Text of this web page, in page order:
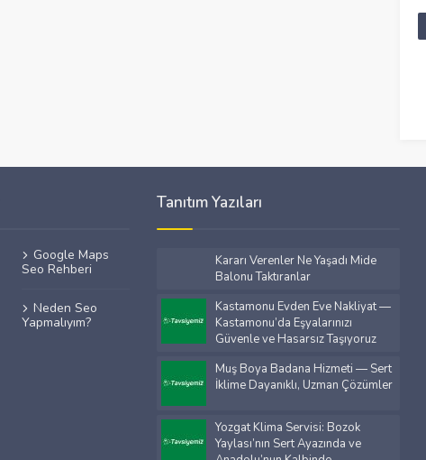
Google Maps
Seo Rehberi
Neden Seo
Yapmalıyım?
Tanıtım Yazıları
Kararı Verenler Ne Yaşadı Mide
Balonu Taktıranlar
Kastamonu Evden Eve Nakliyat —
Kastamonu’da Eşyalarınızı
Güvenle ve Hasarsız Taşıyoruz
Muş Boya Badana Hizmeti — Sert
İklime Dayanıklı, Uzman Çözümler
Yozgat Klima Servisi: Bozok
Yaylası’nın Sert Ayazında ve